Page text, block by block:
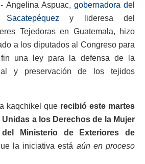
Angelina Aspuac, gobernadora del
y lideresa del
Tejedoras en Guatemala, hizo
a los diputados al Congreso para
una ley para la defensa de la
y preservación de los tejidos
kaqchikel que recibió este martes
a los Derechos de la Mujer
Ministerio de Exteriores de
la iniciativa está aún en proceso